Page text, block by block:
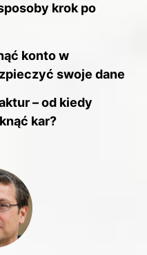
krok po
konto w
swoje dane
– od kiedy
kar?